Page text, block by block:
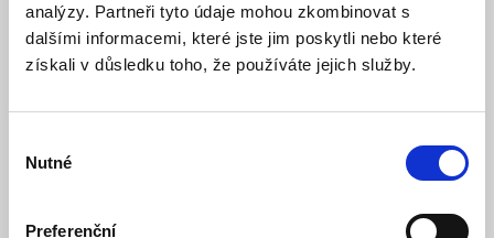
analýzy. Partneři tyto údaje mohou zkombinovat s
dalšími informacemi, které jste jim poskytli nebo které
získali v důsledku toho, že používáte jejich služby.
souhlasu
Nutné
Preferenční
Do košíku